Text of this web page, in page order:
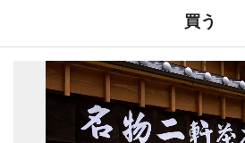
買う